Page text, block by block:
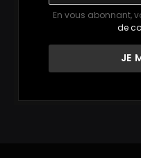
En vous abonnant,
de